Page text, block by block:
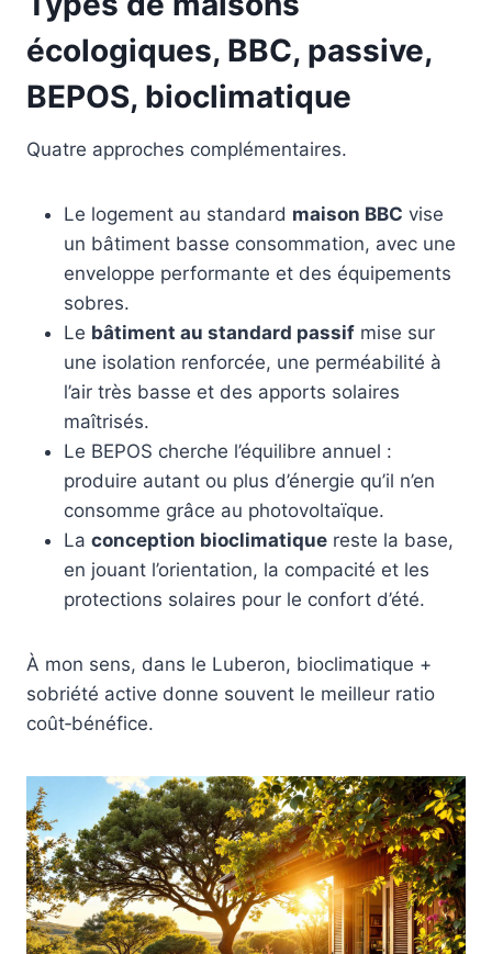
écologiques, BBC, passive,
BEPOS, bioclimatique
Quatre approches complémentaires.
Le logement au standard maison BBC vise
un bâtiment basse consommation, avec une
enveloppe performante et des équipements
sobres.
Le bâtiment au standard passif mise sur
une isolation renforcée, une perméabilité à
l’air très basse et des apports solaires
maîtrisés.
Le BEPOS cherche l’équilibre annuel :
produire autant ou plus d’énergie qu’il n’en
consomme grâce au photovoltaïque.
La conception bioclimatique reste la base,
en jouant l’orientation, la compacité et les
protections solaires pour le confort d’été.
À mon sens, dans le Luberon, bioclimatique +
sobriété active donne souvent le meilleur ratio
coût‑bénéfice.